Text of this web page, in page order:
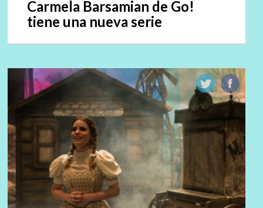
Carmela Barsamian de Go!
tiene una nueva serie